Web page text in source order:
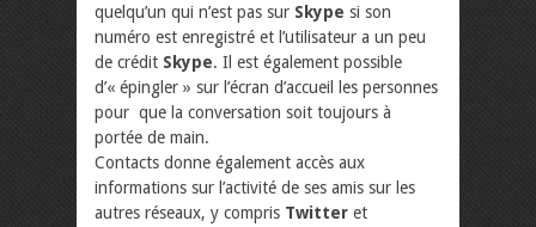
quelqu’un qui n’est pas sur Skype si son
numéro est enregistré et l’utilisateur a un peu
de crédit Skype. Il est également possible
d’« épingler » sur l’écran d’accueil les personnes
pour que la conversation soit toujours à
portée de main.
Contacts donne également accès aux
informations sur l’activité de ses amis sur les
autres réseaux, y compris Twitter et